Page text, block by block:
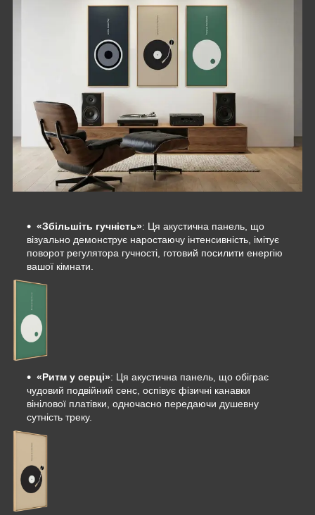
«Збільшіть гучність»: Ця акустична панель, що
візуально демонструє наростаючу інтенсивність, імітує
поворот регулятора гучності, готовий посилити енергію
вашої кімнати.
«Ритм у серці»: Ця акустична панель, що обіграє
чудовий подвійний сенс, оспівує фізичні канавки
вінілової платівки, одночасно передаючи душевну
сутність треку.